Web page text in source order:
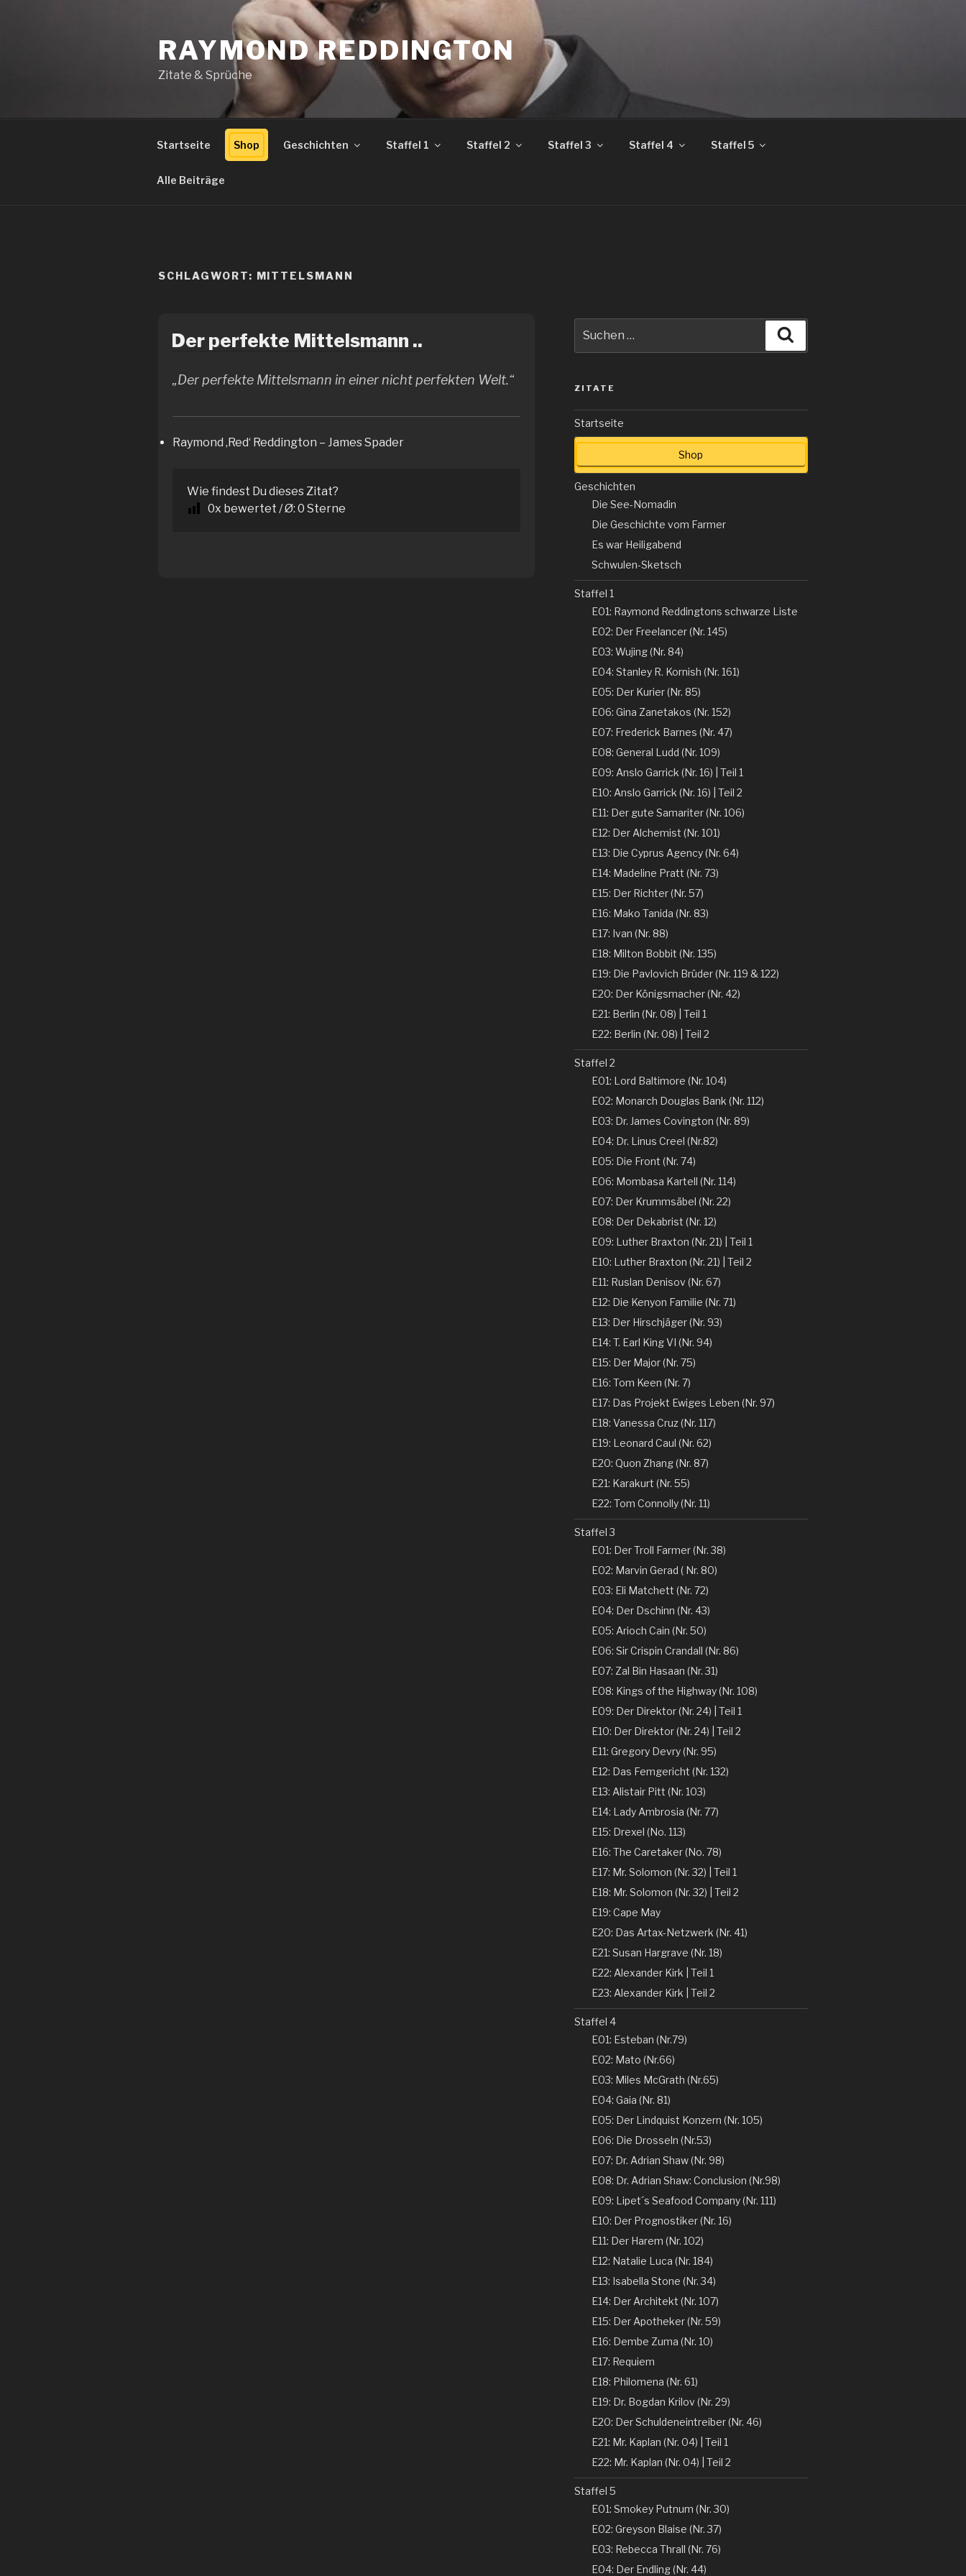
RAYMOND REDDINGTON
Zitate & Sprüche
Startseite Shop Geschichten Staffel 1 Staffel 2 Staffel 3 Staffel 4 Staffel 5
Alle Beiträge
SCHLAGWORT: MITTELSMANN
Der perfekte Mittelsmann ..
„Der perfekte Mittelsmann in einer nicht perfekten Welt.“
Raymond ‚Red‘ Reddington – James Spader
Wie findest Du dieses Zitat?
0x bewertet / Ø: 0 Sterne
nach:
ZITATE
Startseite
Shop
Geschichten
Die See-Nomadin
Die Geschichte vom Farmer
Es war Heiligabend
Schwulen-Sketsch
Staffel 1
E01: Raymond Reddingtons schwarze Liste
E02: Der Freelancer (Nr. 145)
E03: Wujing (Nr. 84)
E04: Stanley R. Kornish (Nr. 161)
E05: Der Kurier (Nr. 85)
E06: Gina Zanetakos (Nr. 152)
E07: Frederick Barnes (Nr. 47)
E08: General Ludd (Nr. 109)
E09: Anslo Garrick (Nr. 16) | Teil 1
E10: Anslo Garrick (Nr. 16) | Teil 2
E11: Der gute Samariter (Nr. 106)
E12: Der Alchemist (Nr. 101)
E13: Die Cyprus Agency (Nr. 64)
E14: Madeline Pratt (Nr. 73)
E15: Der Richter (Nr. 57)
E16: Mako Tanida (Nr. 83)
E17: Ivan (Nr. 88)
E18: Milton Bobbit (Nr. 135)
E19: Die Pavlovich Brüder (Nr. 119 & 122)
E20: Der Königsmacher (Nr. 42)
E21: Berlin (Nr. 08) | Teil 1
E22: Berlin (Nr. 08) | Teil 2
Staffel 2
E01: Lord Baltimore (Nr. 104)
E02: Monarch Douglas Bank (Nr. 112)
E03: Dr. James Covington (Nr. 89)
E04: Dr. Linus Creel (Nr.82)
E05: Die Front (Nr. 74)
E06: Mombasa Kartell (Nr. 114)
E07: Der Krummsäbel (Nr. 22)
E08: Der Dekabrist (Nr. 12)
E09: Luther Braxton (Nr. 21) | Teil 1
E10: Luther Braxton (Nr. 21) | Teil 2
E11: Ruslan Denisov (Nr. 67)
E12: Die Kenyon Familie (Nr. 71)
E13: Der Hirschjäger (Nr. 93)
E14: T. Earl King VI (Nr. 94)
E15: Der Major (Nr. 75)
E16: Tom Keen (Nr. 7)
E17: Das Projekt Ewiges Leben (Nr. 97)
E18: Vanessa Cruz (Nr. 117)
E19: Leonard Caul (Nr. 62)
E20: Quon Zhang (Nr. 87)
E21: Karakurt (Nr. 55)
E22: Tom Connolly (Nr. 11)
Staffel 3
E01: Der Troll Farmer (Nr. 38)
E02: Marvin Gerad ( Nr. 80)
E03: Eli Matchett (Nr. 72)
E04: Der Dschinn (Nr. 43)
E05: Arioch Cain (Nr. 50)
E06: Sir Crispin Crandall (Nr. 86)
E07: Zal Bin Hasaan (Nr. 31)
E08: Kings of the Highway (Nr. 108)
E09: Der Direktor (Nr. 24) | Teil 1
E10: Der Direktor (Nr. 24) | Teil 2
E11: Gregory Devry (Nr. 95)
E12: Das Femgericht (Nr. 132)
E13: Alistair Pitt (Nr. 103)
E14: Lady Ambrosia (Nr. 77)
E15: Drexel (No. 113)
E16: The Caretaker (No. 78)
E17: Mr. Solomon (Nr. 32) | Teil 1
E18: Mr. Solomon (Nr. 32) | Teil 2
E19: Cape May
E20: Das Artax-Netzwerk (Nr. 41)
E21: Susan Hargrave (Nr. 18)
E22: Alexander Kirk | Teil 1
E23: Alexander Kirk | Teil 2
Staffel 4
E01: Esteban (Nr.79)
E02: Mato (Nr.66)
E03: Miles McGrath (Nr.65)
E04: Gaia (Nr. 81)
E05: Der Lindquist Konzern (Nr. 105)
E06: Die Drosseln (Nr.53)
E07: Dr. Adrian Shaw (Nr. 98)
E08: Dr. Adrian Shaw: Conclusion (Nr.98)
E09: Lipet´s Seafood Company (Nr. 111)
E10: Der Prognostiker (Nr. 16)
E11: Der Harem (Nr. 102)
E12: Natalie Luca (Nr. 184)
E13: Isabella Stone (Nr. 34)
E14: Der Architekt (Nr. 107)
E15: Der Apotheker (Nr. 59)
E16: Dembe Zuma (Nr. 10)
E17: Requiem
E18: Philomena (Nr. 61)
E19: Dr. Bogdan Krilov (Nr. 29)
E20: Der Schuldeneintreiber (Nr. 46)
E21: Mr. Kaplan (Nr. 04) | Teil 1
E22: Mr. Kaplan (Nr. 04) | Teil 2
Staffel 5
E01: Smokey Putnum (Nr. 30)
E02: Greyson Blaise (Nr. 37)
E03: Rebecca Thrall (Nr. 76)
E04: Der Endling (Nr. 44)